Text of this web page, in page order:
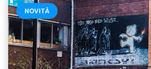
NOVITÀ